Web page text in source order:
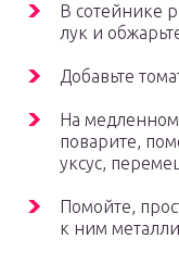
В сотейнике
лук и
Добавьте
На медленном
поварите,
уксус,
Помойте,
к ним